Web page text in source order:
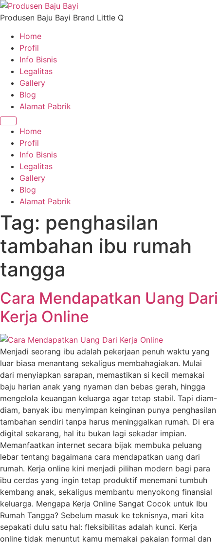
Skip
to
Produsen Baju Bayi Brand Little Q
Home
Profil
Info Bisnis
Legalitas
Gallery
Blog
Alamat Pabrik
Home
Profil
Info Bisnis
Legalitas
Gallery
Blog
Alamat Pabrik
Tag: penghasilan
tambahan ibu rumah
tangga
Cara Mendapatkan Uang Dari
Kerja Online
Menjadi seorang ibu adalah pekerjaan penuh waktu yang
luar biasa menantang sekaligus membahagiakan. Mulai
dari menyiapkan sarapan, memastikan si kecil memakai
baju harian anak yang nyaman dan bebas gerah, hingga
mengelola keuangan keluarga agar tetap stabil. Tapi diam-
diam, banyak ibu menyimpan keinginan punya penghasilan
tambahan sendiri tanpa harus meninggalkan rumah. Di era
digital sekarang, hal itu bukan lagi sekadar impian.
Memanfaatkan internet secara bijak membuka peluang
lebar tentang bagaimana cara mendapatkan uang dari
rumah. Kerja online kini menjadi pilihan modern bagi para
ibu cerdas yang ingin tetap produktif menemani tumbuh
kembang anak, sekaligus membantu menyokong finansial
keluarga. Mengapa Kerja Online Sangat Cocok untuk Ibu
Rumah Tangga? Sebelum masuk ke teknisnya, mari kita
sepakati dulu satu hal: fleksibilitas adalah kunci. Kerja
online tidak menuntut kamu memakai pakaian formal dan